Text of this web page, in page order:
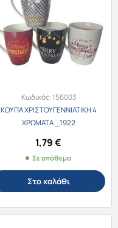
Κωδικός:156003
ΚΟΥΠΑ ΧΡΙΣΤΟΥΓΕΝΝΙΑΤΙΚΗ 4
ΧΡΩΜΑΤΑ _1922
1,79€
Σε απόθεμα
Στο καλάθι